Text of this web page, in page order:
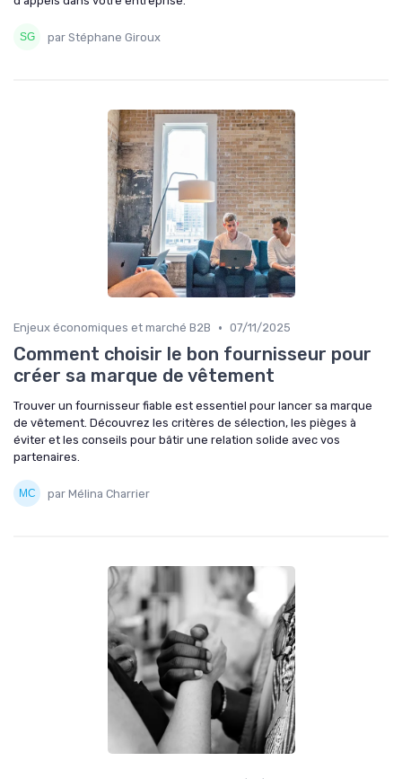
par Stéphane Giroux
Enjeux économiques et marché B2B • 07/11/2025
Comment choisir le bon fournisseur pour
créer sa marque de vêtement
Trouver un fournisseur fiable est essentiel pour lancer sa marque
de vêtement. Découvrez les critères de sélection, les pièges à
éviter et les conseils pour bâtir une relation solide avec vos
partenaires.
par Mélina Charrier